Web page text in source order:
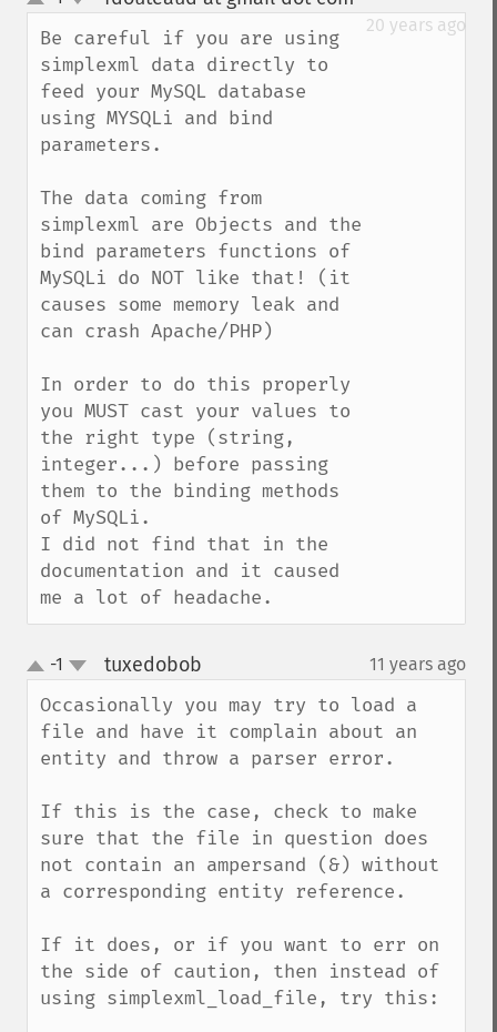
up
down
20 years ago
Be careful if you are using
simplexml data directly to
feed your MySQL database
using MYSQLi and bind
parameters.
The data coming from
simplexml are Objects and the
bind parameters functions of
MySQLi do NOT like that! (it
causes some memory leak and
can crash Apache/PHP)
In order to do this properly
you MUST cast your values to
the right type (string,
integer...) before passing
them to the binding methods
of MySQLi.
I did not find that in the
documentation and it caused
me a lot of headache.
up
down
-1 tuxedobob 11 years ago
Occasionally you may try to load a
file and have it complain about an
entity and throw a parser error.
If this is the case, check to make
sure that the file in question does
not contain an ampersand (&) without
a corresponding entity reference.
If it does, or if you want to err on
the side of caution, then instead of
using simplexml_load_file, try this: